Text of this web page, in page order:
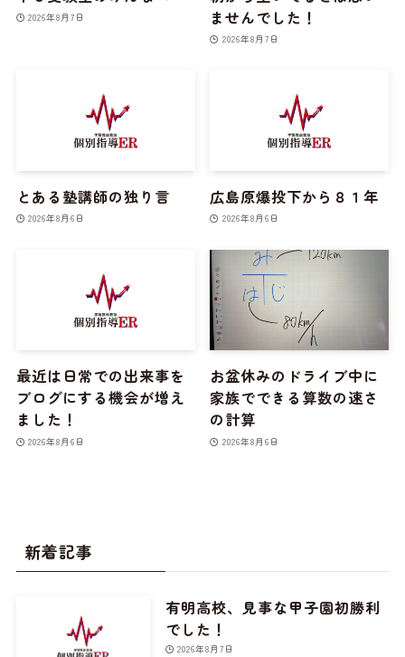
2026年8月7日
ませんでした！
2026年8月7日
とある塾講師の独り言
2026年8月6日
広島原爆投下から８１年
2026年8月6日
最近は日常での出来事を
ブログにする機会が増え
ました！
2026年8月6日
お盆休みのドライブ中に
家族でできる算数の速さ
の計算
2026年8月6日
新着記事
有明高校、見事な甲子園初勝利
でした！
2026年8月7日